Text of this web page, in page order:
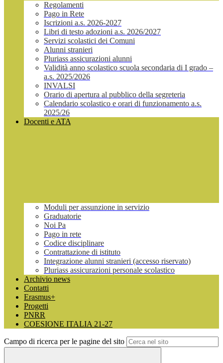
Regolamenti
Pago in Rete
Iscrizioni a.s. 2026-2027
Libri di testo adozioni a.s. 2026/2027
Servizi scolastici dei Comuni
Alunni stranieri
Pluriass assicurazioni alunni
Validità anno scolastico scuola secondaria di I grado –
a.s. 2025/2026
INVALSI
Orario di apertura al pubblico della segreteria
Calendario scolastico e orari di funzionamento a.s.
2025/26
Docenti e ATA
Moduli per assunzione in servizio
Graduatorie
Noi Pa
Pago in rete
Codice disciplinare
Contrattazione di istituto
Integrazione alunni stranieri (accesso riservato)
Pluriass assicurazioni personale scolastico
Archivio news
Contatti
Erasmus+
Progetti
PNRR
COESIONE ITALIA 21-27
Campo di ricerca per le pagine del sito